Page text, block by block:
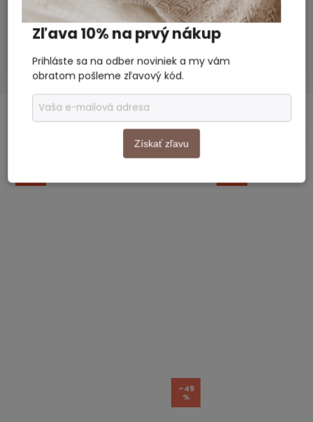
Veľkosť:
Rozmery: cca 4,5 × 6 cm
Vhodné pre : Bábätko, Dievča, Dámy
SÚVISIACI TOVAR
–49
%
Zľava 10% na prvý nákup
Prihláste sa na odber noviniek a my vám
obratom pošleme zľavový kód.
Získať zľavu